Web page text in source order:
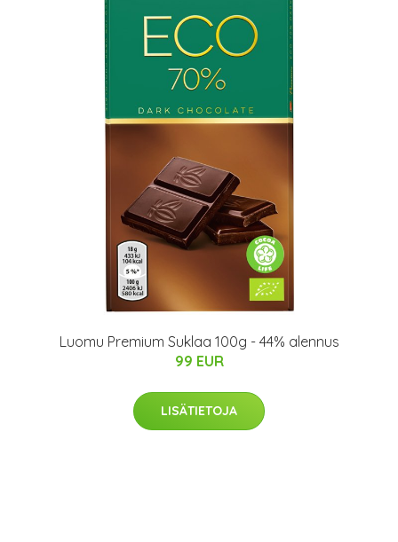
Luomu Premium Suklaa 100g - 44% alennus
99 EUR
LISÄTIETOJA